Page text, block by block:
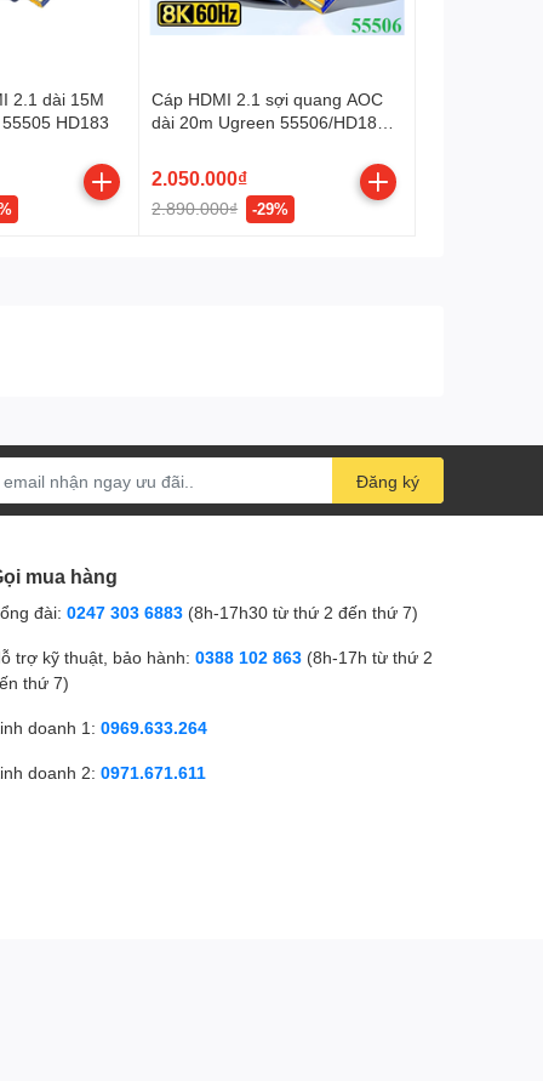
2.1 dài 15M
HD183
Cáp HDMI 2.1 sợi quang AOC
dài 20m Ugreen 55506/HD183
2.050.000₫
2.890.000₫ -29%
Đăng ký
mua hàng
đài: 0247 303 6883 (8h-17h30 từ thứ 2 đến thứ 7)
trợ kỹ thuật, bảo hành: 0388 102 863 (8h-17h từ thứ 2
thứ 7)
doanh 1: 0969.633.264
doanh 2: 0971.671.611